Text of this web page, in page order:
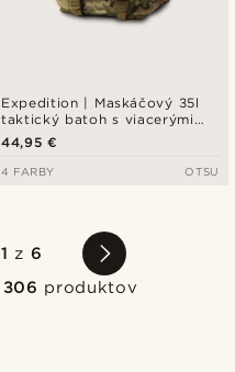
Expedition | Maskáčový 35l
taktický batoh s viacerými
priehradkami a panelom na
nášivky
44,95 €
4 FARBY OTSU
1 z 6
306 produktov